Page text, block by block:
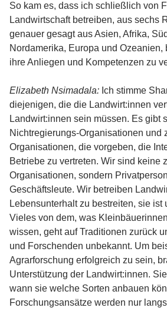
So kam es, dass ich schließlich von
Landwirtschaft betreiben, aus sechs
genauer gesagt aus Asien, Afrika,
Nordamerika, Europa und Ozeanien,
ihre Anliegen und Kompetenzen zu
Elizabeth Nsimadala: Ich stimme
diejenigen, die die Landwirt:innen
Landwirt:innen sein müssen. Es gibt
Nichtregierungs-Organisationen und
Organisationen, die vorgeben, die
Betriebe zu vertreten. Wir sind keine
Organisationen, sondern
Geschäftsleute. Wir betreiben
Lebensunterhalt zu bestreiten, sie ist
Vieles von dem, was
wissen, geht auf Traditionen zurück
und Forschenden unbekannt. Um
Agrarforschung erfolgreich zu sein,
Unterstützung der Landwirt:innen.
wann sie welche Sorten anbauen
Forschungsansätze werden nur